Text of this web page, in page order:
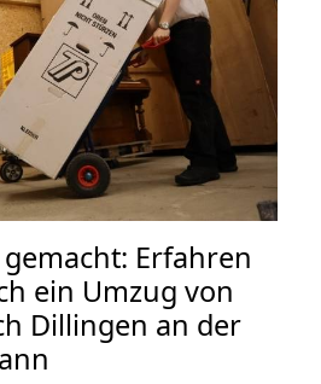
Erfahren
ein Umzug von
Dillingen an der